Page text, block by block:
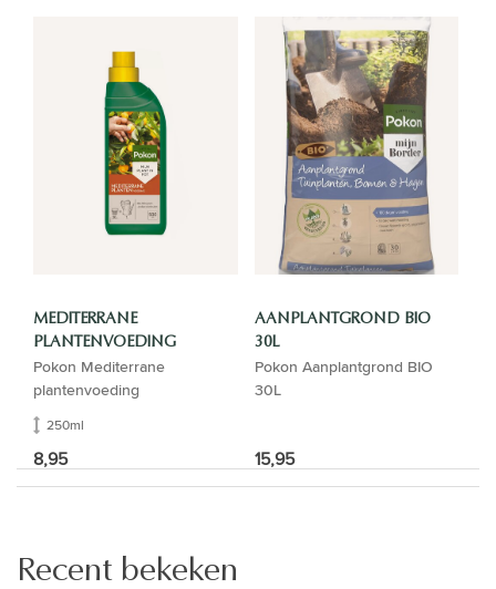
MEDITERRANE
PLANTENVOEDING
Pokon Mediterrane
plantenvoeding
250ml
8,95
AANPLANTGROND BIO
30L
Pokon Aanplantgrond BIO
30L
15,95
Recent bekeken